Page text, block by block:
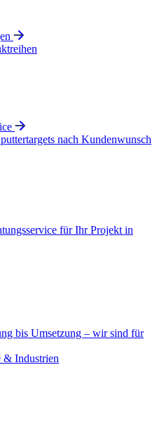
nach Kundenwunsch
für Ihr Projekt in
bis Umsetzung – wir sind für
& Industrien